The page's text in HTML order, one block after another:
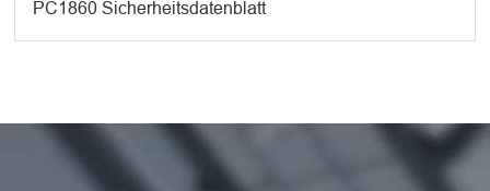
PC1860 Sicherheitsdatenblatt